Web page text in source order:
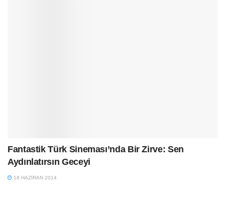
Fantastik Türk Sineması’nda Bir Zirve: Sen
Aydınlatırsın Geceyi
18 HAZIRAN 2014